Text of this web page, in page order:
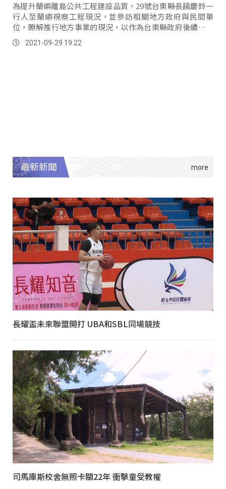
為提升蘭嶼離島公共工程建設品質，29號台東縣長饒慶鈴一
行人至蘭嶼視察工程現況，並參訪相關地方政府與民間單
位，瞭解推行地方事業的現況，以作為台東縣政府後續政策
推動的參考。
2021-09-29 19:22
最新新聞
長耀盃未來聯盟開打 UBA和SBL同場競技
司馬庫斯校舍無照卡關22年 衝擊童受教權